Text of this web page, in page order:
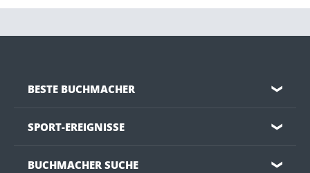
BESTE BUCHMACHER ❯
SPORT-EREIGNISSE ❯
BUCHMACHER SUCHE ❯